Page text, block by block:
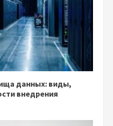
данных: виды,
внедрения